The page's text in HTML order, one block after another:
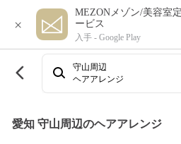
×
MEZONメゾン/美容室
ービス
入手 - Google Play
守山周辺
ヘアアレンジ
愛知 守山周辺のヘアアレンジ